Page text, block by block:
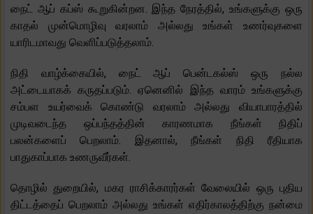
நைட் ஆப் கப்ஸ் கூறுகின்றன. இந்த நேரத்தில், உங்களுக்கு ஒரு
காதல் முன்மொழிவு வரலாம் அல்லது உங்கள் உணர்வுகளை
யாரிடமாவது வெளிப்படுத்தலாம்.
நிதி வாழ்க்கையில், நைட் ஆப் பென்டகல்ஸ் ஒரு நல்ல
அட்டையாகக் கருதப்படும். ஏனெனில் இந்த வாரம் உங்களுக்கு
சம்பள உயர்வைக் கொண்டு வரலாம் அல்லது வியாபாரத்தில்
முடிவடைந்த ஒப்பந்தத்தின் காரணமாக நீங்கள் நிதிப்
பலன்களைப் பெறலாம். இதனால், நீங்கள் நிதி ரீதியாக
பாதுகாப்பாக உணருவீர்கள்.
தொழில் துறையில், மகர ராசிக்காரர்கள் வேலையில் ஒரு புதிய
திட்டத்தைப் பெறலாம் அல்லது உங்கள் எதிர்காலத்திற்கு நன்மை